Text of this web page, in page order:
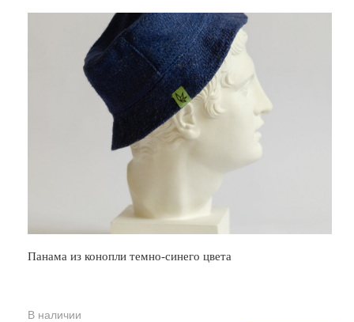
Панама из конопли темно-синего цвета
В наличии